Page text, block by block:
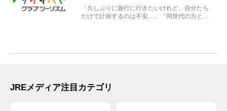
「久しぶりに旅行に行きたいけれど、自分たち
だけで計画するのは不安…」「同世代の方と気
JREメディア注目カテゴリ